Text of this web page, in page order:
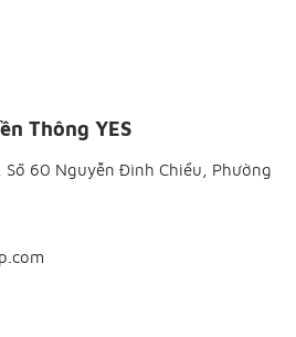
Thông YES
Số 60 Nguyễn Đình Chiểu, Phường